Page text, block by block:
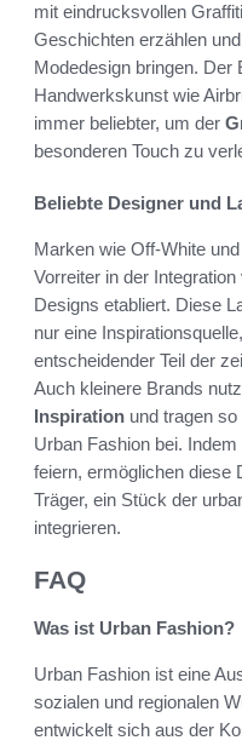
mit eindrucksvollen
Geschichten erzählen
Modedesign bringen. Der
Handwerkskunst wie
immer beliebter, um der
besonderen Touch zu
Beliebte Designer und
Marken wie Off-White
Vorreiter in der
Designs etabliert. Diese
nur eine
entscheidender Teil der
Auch kleinere Brands
Inspiration und tragen
Urban Fashion bei.
feiern, ermöglichen diese
Träger, ein Stück der
integrieren.
FAQ
Was ist Urban Fashion?
Urban Fashion ist eine
sozialen und regionalen
entwickelt sich aus der